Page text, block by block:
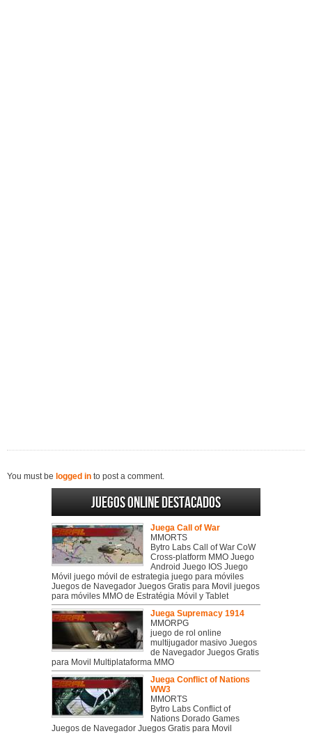
You must be logged in to post a comment.
Juegos online destacados
Juega Call of War
MMORTS
Bytro Labs Call of War CoW
Cross-platform MMO Juego
Android Juego IOS Juego
Móvil juego móvil de estrategia juego para móviles
Juegos de Navegador Juegos Gratis para Movil juegos
para móviles MMO de Estratégia Móvil y Tablet
Juega Supremacy 1914
MMORPG
juego de rol online
multijugador masivo Juegos
de Navegador Juegos Gratis
para Movil Multiplataforma MMO
Juega Conflict of Nations
WW3
MMORTS
Bytro Labs Conflict of
Nations Dorado Games
Juegos de Navegador Juegos Gratis para Movil